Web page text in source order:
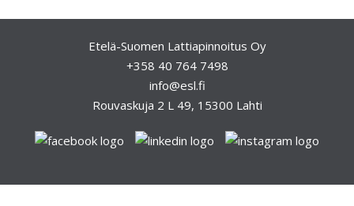
a
Etelä-Suomen Lattiapinnoitus Oy
+358 40 764 7498
info@esl.fi
Rouvaskuja 2 L 49, 15300 Lahti